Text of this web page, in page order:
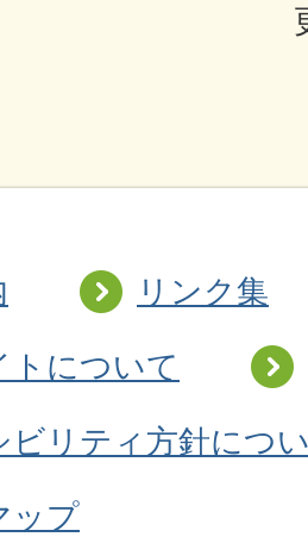
リンク集
トについて
ビリティ方針につ
ップ